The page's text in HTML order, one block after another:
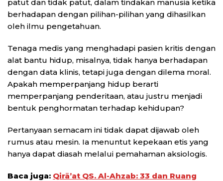
patut dan tidak patut, dalam tindakan manusia ketika
berhadapan dengan pilihan-pilihan yang dihasilkan
oleh ilmu pengetahuan.
Tenaga medis yang menghadapi pasien kritis dengan
alat bantu hidup, misalnya, tidak hanya berhadapan
dengan data klinis, tetapi juga dengan dilema moral.
Apakah memperpanjang hidup berarti
memperpanjang penderitaan, atau justru menjadi
bentuk penghormatan terhadap kehidupan?
Pertanyaan semacam ini tidak dapat dijawab oleh
rumus atau mesin. Ia menuntut kepekaan etis yang
hanya dapat diasah melalui pemahaman aksiologis.
Baca juga: Qirā’at QS. Al-Ahzab: 33 dan Ruang